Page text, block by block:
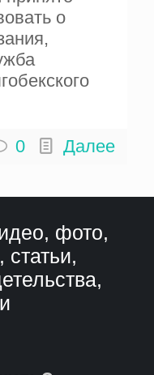
о
0 Далее
фото,
статьи,